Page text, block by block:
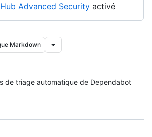
Advanced Security activé
Markdown
de triage automatique de Dependabot